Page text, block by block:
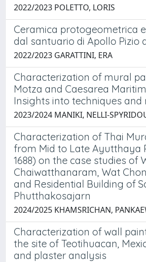
2022/2023 POLETTO, LORIS
Ceramica protogeometrica
dal santuario di Apollo Pizio
2022/2023 GARATTINI, ERA
Characterization of mural
Motza and Caesarea
Insights into techniques and
2023/2024 MANIKI, NELLI-
Characterization of Thai
from Mid to Late Ayutthaya
1688) on the case studies of
Chaiwatthanaram, Wat
and Residential Building of
Phutthakosajarn ​
2024/2025 KHAMSRICHAN,
Characterization of wall
the site of Teotihuacan,
and plaster analysis